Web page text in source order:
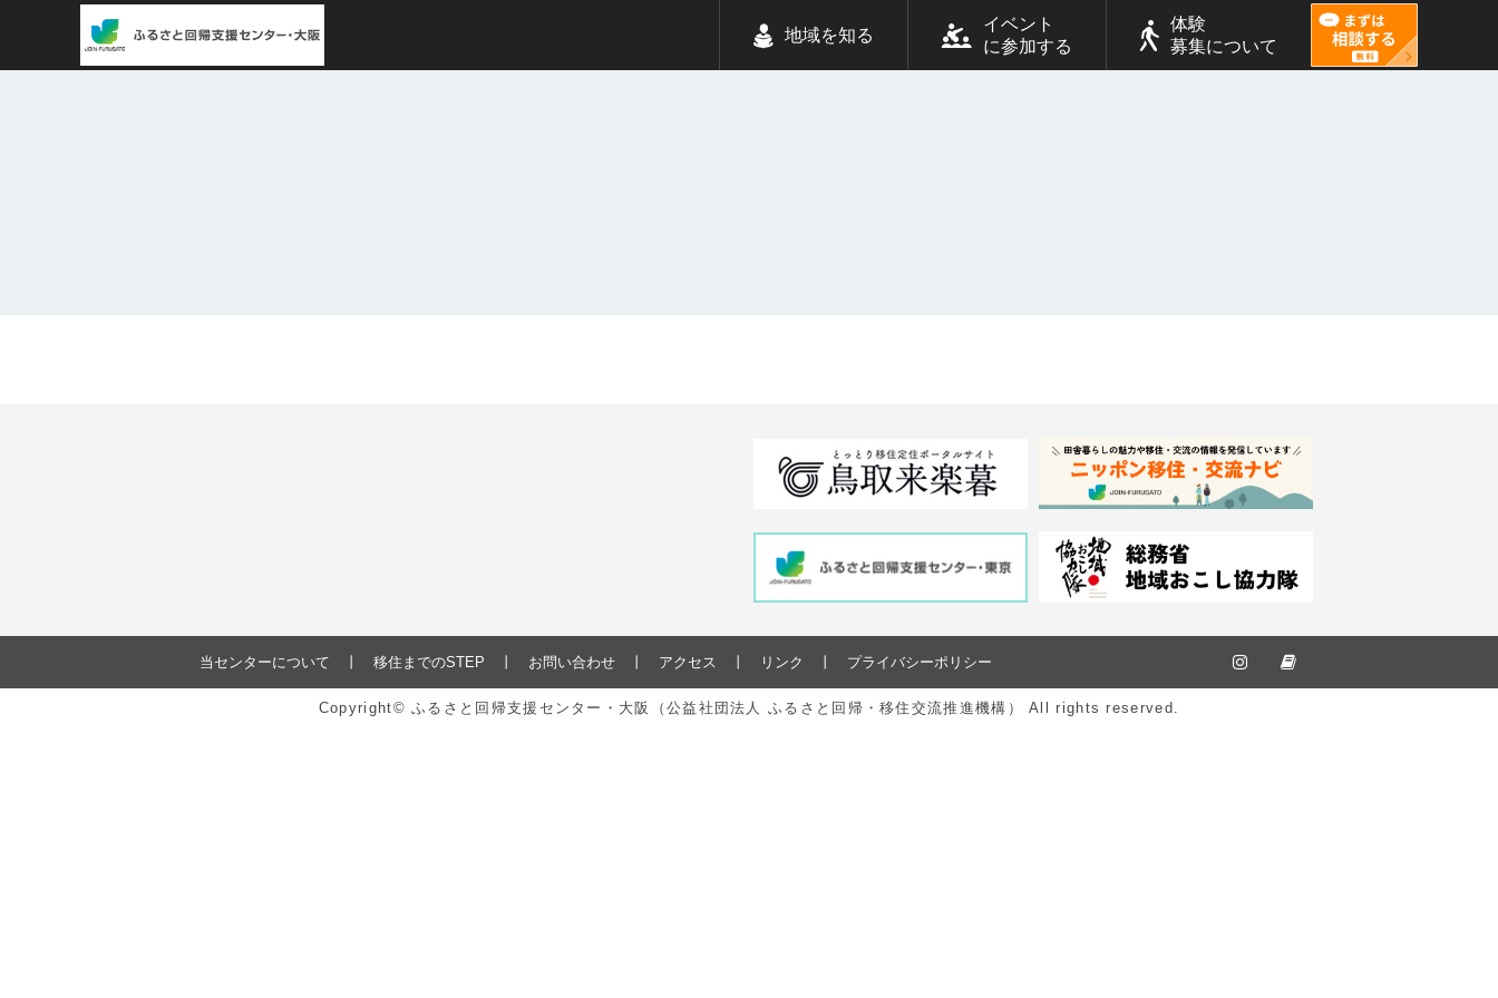
地域を知る
イベント
に参加する
体験
募集について
当センターについて 移住までのSTEP お問い合わせ アクセス リンク プライバシーポリシー
Copyright© ふるさと回帰支援センター・大阪（公益社団法人 ふるさと回帰・移住交流推進機構） All rights reserved.